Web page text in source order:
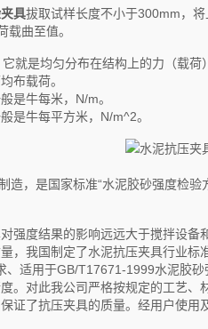
具拔取试样长度不小于300mm，
曲至值。
就是均匀分布在结构上的力（载荷
布载荷。
是牛每米，N/m。
是牛每平方米，N/m^2。
造，是国家标准“水泥胶砂强度检
强度结果的影响远远大于搅拌设
，我国制定了水泥抗压夹具行业
适用于GB/T17671-1999水泥胶
。对此我公司严格按规定的工艺
证了抗压夹具的质量。经用户使用